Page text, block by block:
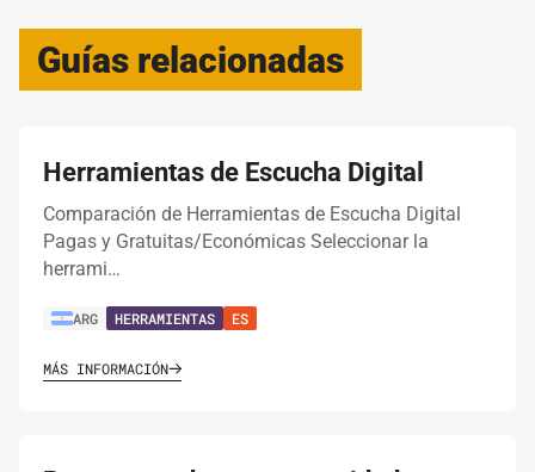
Guías relacionadas
Herramientas de Escucha Digital
Comparación de Herramientas de Escucha Digital
Pagas y Gratuitas/Económicas Seleccionar la
herrami…
ARG HERRAMIENTAS ES
MÁS INFORMACIÓN